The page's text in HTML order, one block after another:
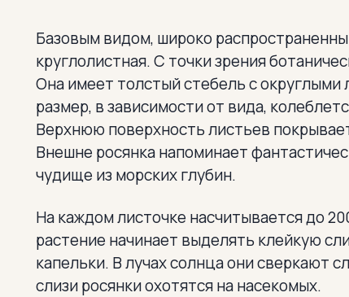
Базовым видом, широко
круглолистная. С точки зрения
Она имеет толстый стебель с
размер, в зависимости от вида,
Верхнюю поверхность листьев
Внешне росянка напоминает
чудище из морских глубин.
На каждом листочке насчитывается до
растение начинает выделять клейкую
капельки. В лучах солнца они сверкают
слизи росянки охотятся на насекомых.